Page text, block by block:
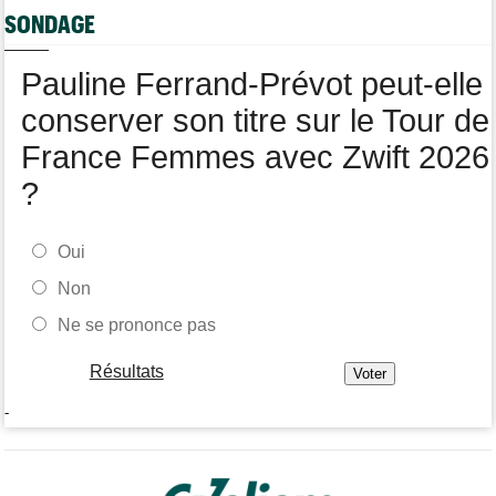
Joao Almeida a dû abandonner après une chute
SONDAGE
Pauline Ferrand-Prévot peut-elle
conserver son titre sur le Tour de
France Femmes avec Zwift 2026
?
Oui
Non
Ne se prononce pas
Résultats
-